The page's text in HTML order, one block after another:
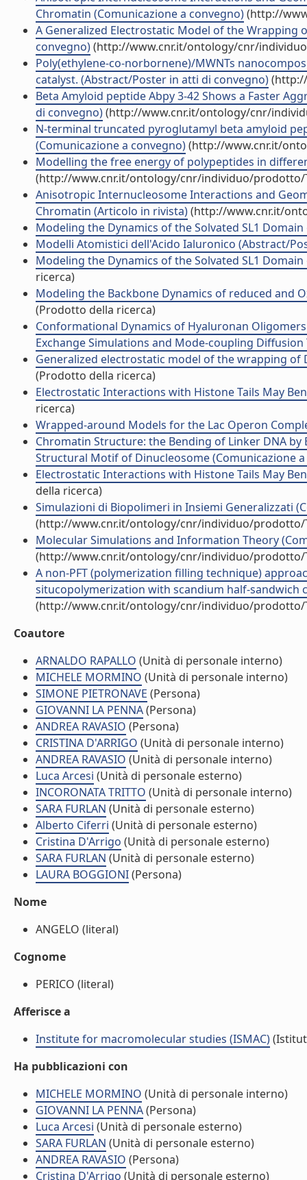
Chromatin (Comunicazione a convegno)(http://
A Generalized Electrostatic Model of the Wrapping
convegno)(http://www.cnr.it/ontology/cnr/
Poly(ethylene-co-norbornene)/MWNTs
catalyst. (Abstract/Poster in atti di convegno)
Beta Amyloid peptide Abpy 3-42 Shows a Faster
di convegno)(http://www.cnr.it/ontology/cnr/
N-terminal truncated pyroglutamyl beta amyloid
(Comunicazione a convegno)(http://www.cnr.it/
Modelling the free energy of polypeptides in
(http://www.cnr.it/ontology/cnr/individuo/prodotto/
Anisotropic Internucleosome Interactions and
Chromatin (Articolo in rivista)(http://www.cnr.it/
Modeling the Dynamics of the Solvated SL1
Modelli Atomistici dell'Acido Ialuronico (Abstract/
Modeling the Dynamics of the Solvated SL1
ricerca)
Modeling the Backbone Dynamics of reduced and
(Prodotto della ricerca)
Conformational Dynamics of Hyaluronan
Exchange Simulations and Mode-coupling
Generalized electrostatic model of the wrapping
(Prodotto della ricerca)
Electrostatic Interactions with Histone Tails May
ricerca)
Wrapped-around Models for the Lac Operon
Chromatin Structure: the Bending of Linker DNA
Structural Motif of Dinucleosome (Comunicazione
Electrostatic Interactions with Histone Tails May
della ricerca)
Simulazioni di Biopolimeri in Insiemi Generalizzati
(http://www.cnr.it/ontology/cnr/individuo/prodotto/
Molecular Simulations and Information Theory
(http://www.cnr.it/ontology/cnr/individuo/prodotto/
A non-PFT (polymerization filling technique)
situcopolymerization with scandium half-sandwich
(http://www.cnr.it/ontology/cnr/individuo/prodotto/
Coautore
ARNALDO RAPALLO (Unità di personale interno)
MICHELE MORMINO (Unità di personale interno)
SIMONE PIETRONAVE (Persona)
GIOVANNI LA PENNA(Persona)
ANDREA RAVASIO (Persona)
CRISTINA D'ARRIGO (Unità di personale interno)
ANDREA RAVASIO (Unità di personale interno)
Luca Arcesi (Unità di personale esterno)
INCORONATA TRITTO (Unità di personale interno)
SARA FURLAN (Unità di personale esterno)
Alberto Ciferri (Unità di personale esterno)
Cristina D'Arrigo (Unità di personale esterno)
SARA FURLAN (Unità di personale esterno)
LAURA BOGGIONI(Persona)
Nome
ANGELO (literal)
Cognome
PERICO (literal)
Afferisce a
Institute for macromolecular studies (ISMAC)
Ha pubblicazioni con
MICHELE MORMINO (Unità di personale interno)
GIOVANNI LA PENNA(Persona)
Luca Arcesi (Unità di personale esterno)
SARA FURLAN (Unità di personale esterno)
ANDREA RAVASIO (Persona)
Cristina D'Arrigo (Unità di personale esterno)